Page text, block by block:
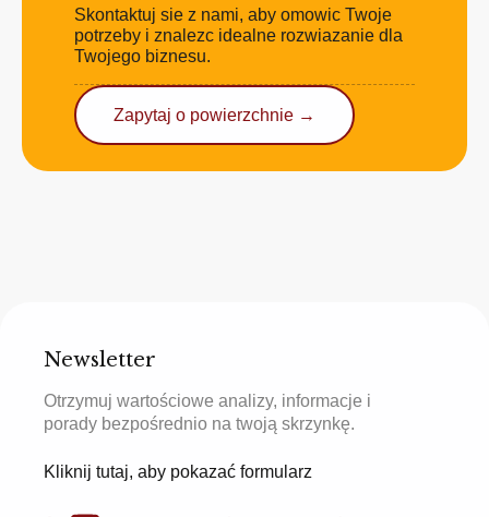
Skontaktuj sie z nami, aby omowic Twoje
potrzeby i znalezc idealne rozwiazanie dla
Twojego biznesu.
Zapytaj o powierzchnie →
Newsletter
Otrzymuj wartościowe analizy, informacje i
porady bezpośrednio na twoją skrzynkę.
Kliknij tutaj, aby pokazać formularz